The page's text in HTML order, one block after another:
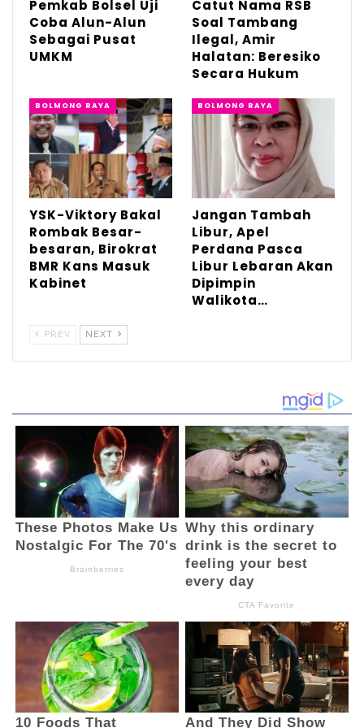
Pemkab Bolsel Uji Coba Alun-Alun Sebagai
Pusat…
Jan 14, 2026
Catut Nama RSB Soal Tambang Ilegal, Amir
Halatan:…
Jun 9, 2025
YSK-Viktory Bakal Rombak Besar-besaran,
memaparkan isu strategi dan bersinergi
dengan Visi-Misi yang tertuang di setiap
program kegiatan SKPD,” kata Bupati.
Pemkab Bolsel Uji
Coba Alun-Alun
Sebagai Pusat
UMKM
Catut Nama RSB
Soal Tambang
Ilegal, Amir
Halatan: Beresiko
Secara Hukum
BOLMONG RAYA
YSK-Viktory Bakal
Rombak Besar-
besaran, Birokrat
BMR Kans Masuk
Kabinet
BOLMONG RAYA
Jangan Tambah
Libur, Apel
Perdana Pasca
Libur Lebaran Akan
Dipimpin
Walikota…
PREV NEXT